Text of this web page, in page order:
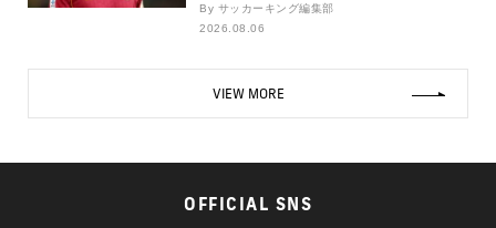
By サッカーキング編集部
2026.08.06
VIEW MORE
OFFICIAL SNS